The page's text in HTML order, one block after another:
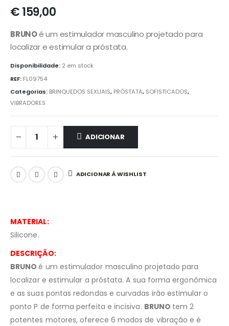
€159,00
BRUNOé um estimulador masculino projetado para
localizar e estimular a próstata.
Disponibilidade: 2 em stock
REF: FL09754
Categorias: BRINQUEDOS SEXUAIS, PRÓSTATA, SOFISTICADOS,
VIBRADORES
ADICIONAR
ADICIONAR À WISHLIST
MATERIAL:
Silicone.
DESCRIÇÃO:
BRUNOé um estimulador masculino projetado para
localizar e estimular a próstata. A sua forma ergonômica
e as suas pontas redondas e curvadas irão estimular o
ponto P de forma perfeita e incisiva. BRUNO tem 2
potentes motores, oferece 6 modos de vibração e é